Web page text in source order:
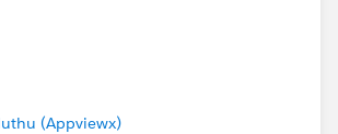
(Appviewx)